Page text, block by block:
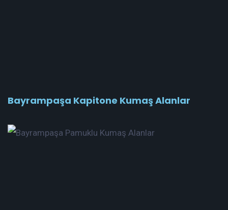
Bayrampaşa Kapitone Kumaş Alanlar